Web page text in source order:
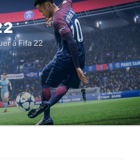
à Fifa 22